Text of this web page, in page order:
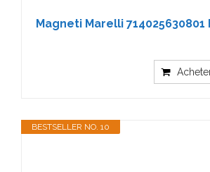
Magneti Marelli
BESTSELLER NO. 10